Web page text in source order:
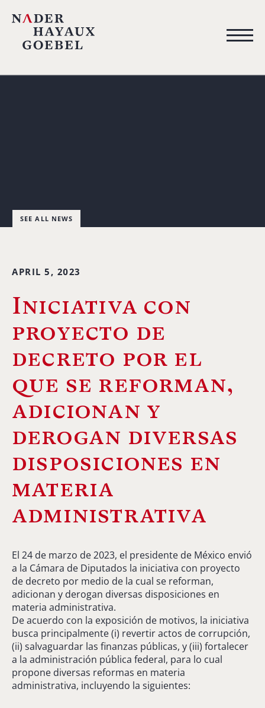
SEE ALL NEWS
APRIL 5, 2023
Iniciativa con
proyecto de
decreto por el
que se reforman,
adicionan y
derogan diversas
disposiciones en
materia
administrativa
El 24 de marzo de 2023, el presidente de México envió
a la Cámara de Diputados la iniciativa con proyecto
de decreto por medio de la cual se reforman,
adicionan y derogan diversas disposiciones en
materia administrativa.
De acuerdo con la exposición de motivos, la iniciativa
busca principalmente (i) revertir actos de corrupción,
(ii) salvaguardar las finanzas públicas, y (iii) fortalecer
a la administración pública federal, para lo cual
propone diversas reformas en materia
administrativa, incluyendo la siguientes: